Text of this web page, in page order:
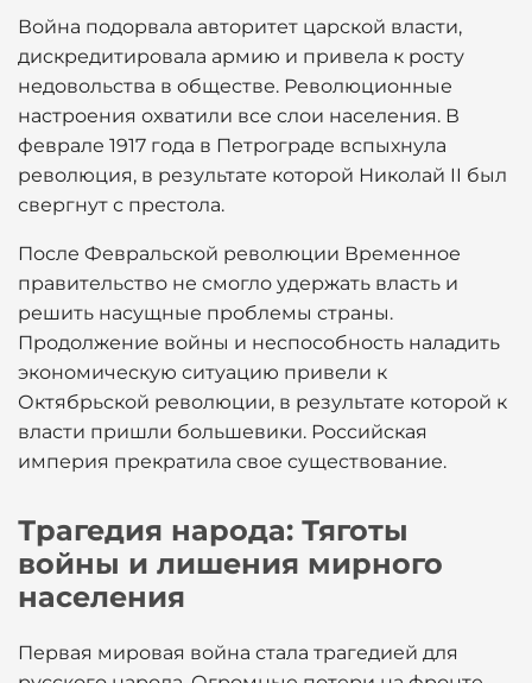
Война подорвала авторитет царской власти,
дискредитировала армию и привела к росту
недовольства в обществе. Революционные
настроения охватили все слои населения. В
феврале 1917 года в Петрограде вспыхнула
революция, в результате которой Николай II был
свергнут с престола.
После Февральской революции Временное
правительство не смогло удержать власть и
решить насущные проблемы страны.
Продолжение войны и неспособность наладить
экономическую ситуацию привели к
Октябрьской революции, в результате которой к
власти пришли большевики. Российская
империя прекратила свое существование.
Трагедия народа: Тяготы
войны и лишения мирного
населения
Первая мировая война стала трагедией для